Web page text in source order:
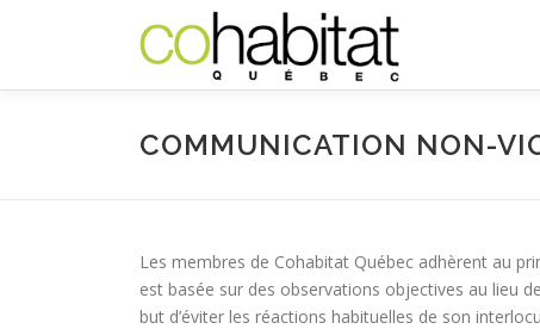
COMMUNICATION NON-
Les membres de Cohabitat Québec adhèrent au
est basée sur des observations objectives au lieu
but d’éviter les réactions habituelles de son